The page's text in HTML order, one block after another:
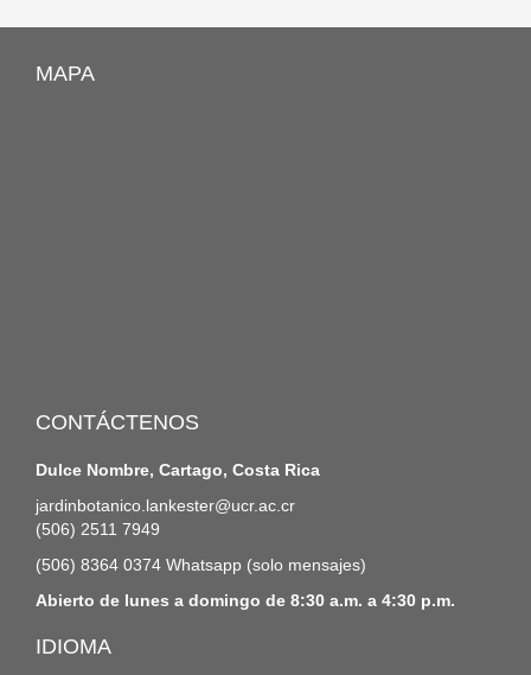
MAPA
CONTÁCTENOS
Dulce Nombre, Cartago, Costa Rica
jardinbotanico.lankester@ucr.ac.cr
(506) 2511 7949
(506) 8364 0374 Whatsapp (solo mensajes)
Abierto de lunes a domingo de 8:30 a.m. a 4:30 p.m.
IDIOMA